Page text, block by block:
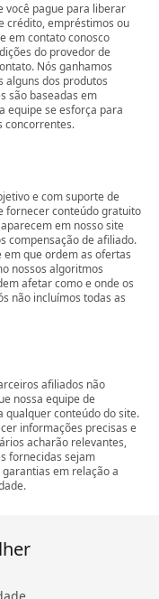
você pague para liberar
crédito, empréstimos ou
em contato conosco
do provedor de
Nós ganhamos
alguns dos produtos
são baseadas em
equipe se esforça para
concorrentes.
e com suporte de
fornecer conteúdo gratuito
em nosso site
compensação de afiliado.
em que ordem as ofertas
nossos algoritmos
afetar como e onde os
não incluímos todas as
afiliados não
nossa equipe de
qualquer conteúdo do site.
informações precisas e
acharão relevantes,
fornecidas sejam
em relação a